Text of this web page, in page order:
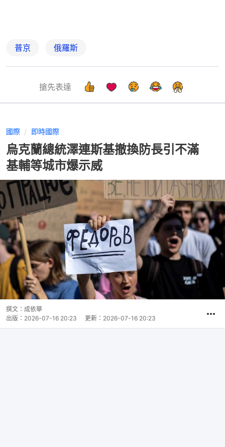
普京 俄羅斯
搶先表達
國際 即時國際
烏克蘭總統澤連斯基撤換防長引不滿
基輔等城市爆示威
撰文： 成依華
出版： 2026-07-16 20:23 更新： 2026-07-16 20:23